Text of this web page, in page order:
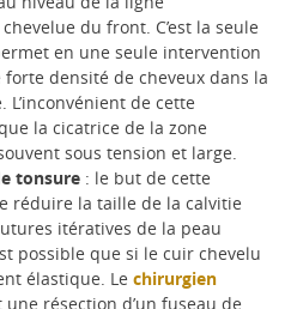
du front. C’est la seule
en une seule intervention
forte densité de cheveux dans la
L’inconvénient de cette
la cicatrice de la zone
sous tension et large.
tonsure : le but de cette
réduire la taille de la calvitie
itératives de la peau
possible que si le cuir chevelu
élastique. Le chirurgien
une résection d’un fuseau de